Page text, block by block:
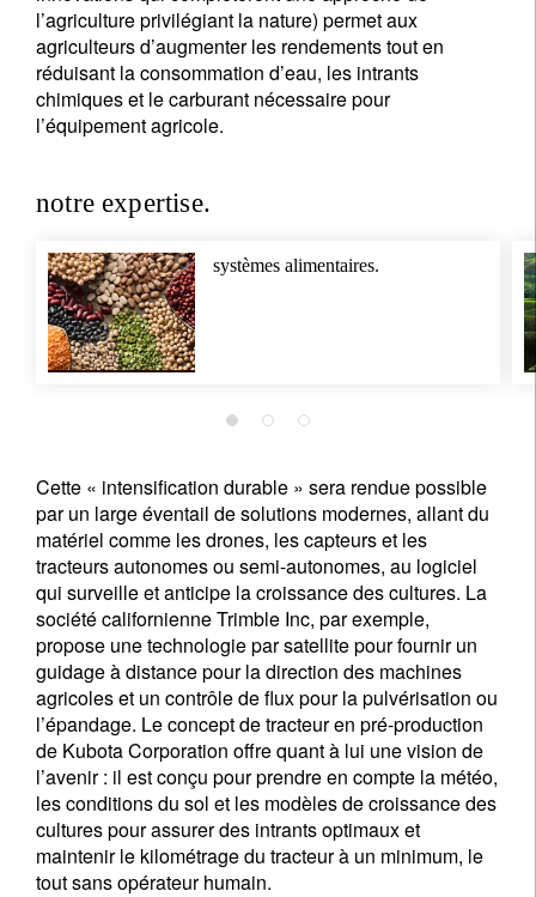
l’agriculture privilégiant la nature) permet aux
agriculteurs d’augmenter les rendements tout en
réduisant la consommation d’eau, les intrants
chimiques et le carburant nécessaire pour
l’équipement agricole.
notre expertise.
systèmes alimentaires.
Cette « intensification durable » sera rendue possible
par un large éventail de solutions modernes, allant du
matériel comme les drones, les capteurs et les
tracteurs autonomes ou semi-autonomes, au logiciel
qui surveille et anticipe la croissance des cultures. La
société californienne Trimble Inc, par exemple,
propose une technologie par satellite pour fournir un
guidage à distance pour la direction des machines
agricoles et un contrôle de flux pour la pulvérisation ou
l’épandage. Le concept de tracteur en pré-production
de Kubota Corporation offre quant à lui une vision de
l’avenir : il est conçu pour prendre en compte la météo,
les conditions du sol et les modèles de croissance des
cultures pour assurer des intrants optimaux et
maintenir le kilométrage du tracteur à un minimum, le
tout sans opérateur humain.